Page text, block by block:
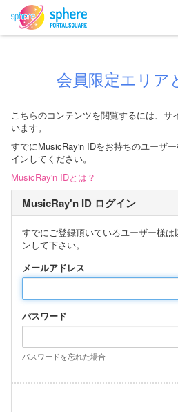
会員限定エリア
こちらのコンテンツを閲覧するには、サ
います。
すでにMusicRay'n IDをお持ちのユーザ
インしてください。
MusicRay'n IDとは？
MusicRay'n ID ログイン
すでにご登録頂いているユーザー様
ンして下さい。
メールアドレス
パスワード
パスワードを忘れた場合